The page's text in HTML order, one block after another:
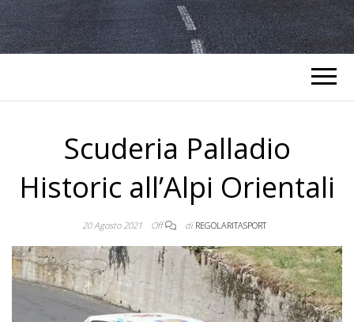
Scuderia Palladio
Historic all’Alpi Orientali
20 Agosto 2021 Off di REGOLARITASPORT